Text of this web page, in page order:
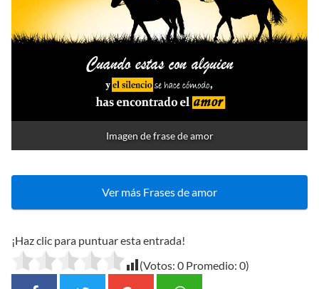
Imagen de frase de amor
Ver más Frases de amor
¡Haz clic para puntuar esta entrada!
(Votos: 0 Promedio: 0)